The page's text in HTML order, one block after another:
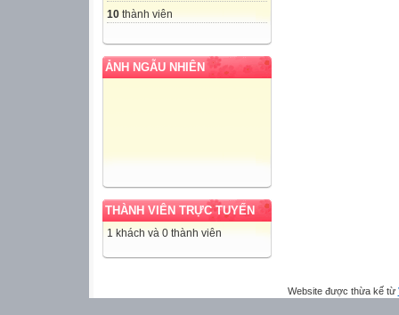
10 thành viên
ẢNH NGẪU NHIÊN
THÀNH VIÊN TRỰC TUYẾN
1 khách và 0 thành viên
Website được thừa kế từ